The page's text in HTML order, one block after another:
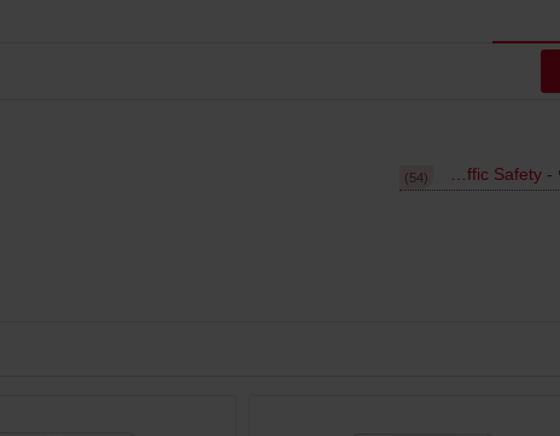
טרפיק סייפטי - Traffic Safety (54)